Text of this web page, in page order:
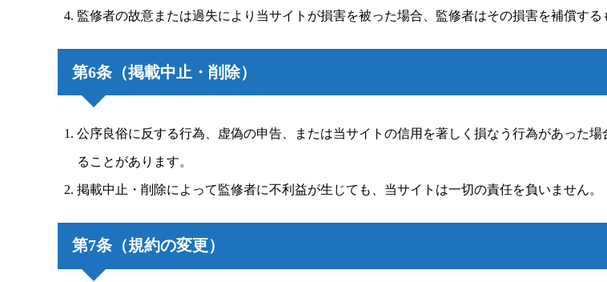
監修者の故意または過失により当サイトが損害を被った場合、監修者はその損害を補償する
第6条（掲載中止・削除）
公序良俗に反する行為、虚偽の申告、または当サイトの信用を著しく損なう行為があった
ることがあります。
掲載中止・削除によって監修者に不利益が生じても、当サイトは一切の責任を負いません。
第7条（規約の変更）